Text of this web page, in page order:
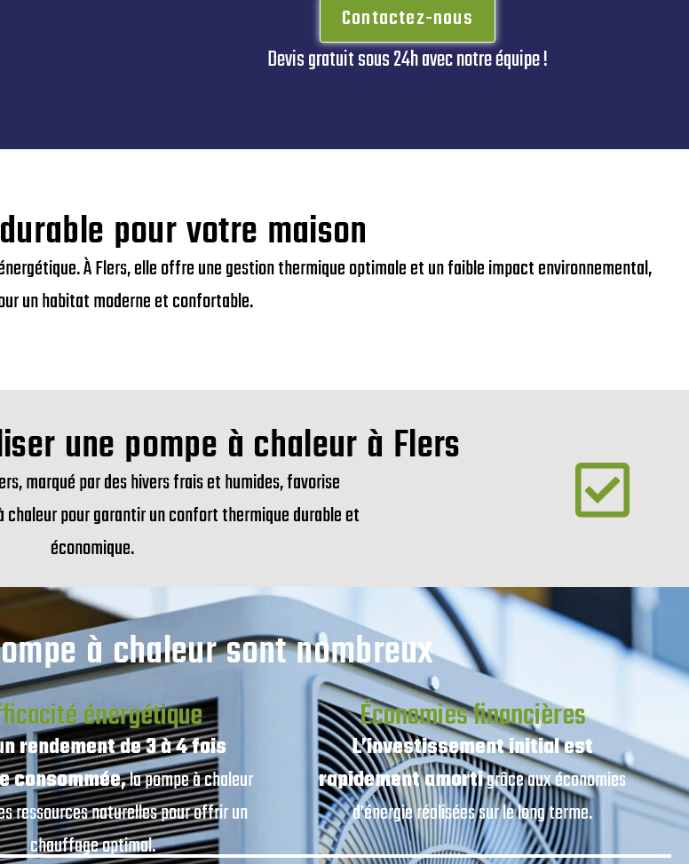
Contactez-nous
Devis gratuit sous 24h avec notre équipe !
pour votre maison
À Flers, elle offre une gestion thermique optimale et un faible impact environnemental,
un habitat moderne et confortable.
une pompe à chaleur à Flers
marqué par des hivers frais et humides, favorise
chaleur pour garantir un confort thermique durable et
économique.
à chaleur sont nombreux
énergétique
rendement de 3 à 4 fois
consommée,la pompe à chaleur
ressources naturelles pour offrir un
chauffage optimal.
Économies financières
L’investissement initial est
rapidement amortigrâce aux économies
d’énergie réalisées sur le long terme.